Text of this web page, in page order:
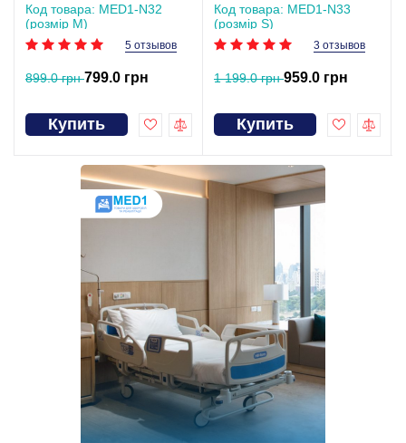
Код товара: MED1-N32
(розмір M)
5 отзывов
899.0 грн799.0 грн
Купить
Код товара: MED1-N33
(розмір S)
3 отзывов
1 199.0 грн959.0 грн
Купить